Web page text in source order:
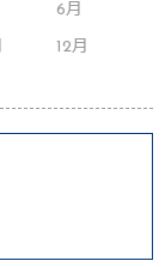
6月
12月